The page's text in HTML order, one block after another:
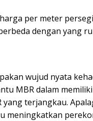
per meter
dengan yang
wujud nyata
MBR dalam
yang terjangkau.
meningkatkan